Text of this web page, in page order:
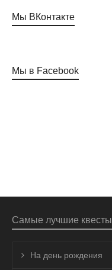
Мы ВКонтакте
Мы в Facebook
Самые лучшие квесты
На день рождения